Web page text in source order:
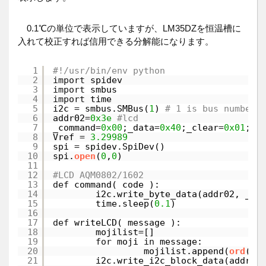
0.1℃の単位で表示していますが、LM35DZを恒温槽に
入れて校正すれば信用できる分解能になります。
1
2
3
4
5
6
7
8
9
10
11
12
13
14
15
16
17
18
19
20
21
#!/usr/bin/env python
import
spidev
import
smbus
import
time
i2c = smbus.SMBus(1) # 1 is bus number
addr02=0x3e #lcd
_command=0x00 ;_data=0x40 ;_clear=0x01
Vref = 3.29989
spi = spidev.SpiDev()
spi.open (0 , 0)
#LCD AQM0802/1602
def
command( code ):
i2c.write_byte_data(addr02,
time.sleep(0.1)
def writeLCD( message ):
mojilist=[]
for moji in message:
mojilist.append(ord